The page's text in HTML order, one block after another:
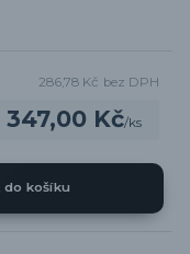
347,00 Kč/ks
286,78 Kč bez DPH
do košíku